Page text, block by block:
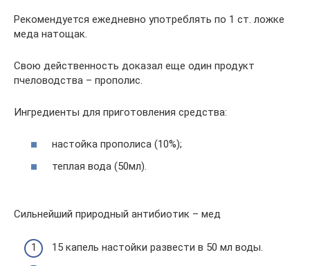
Рекомендуется ежедневно употреблять по 1 ст. ложке
меда натощак.
Свою действенность доказал еще один продукт
пчеловодства – прополис.
Ингредиенты для приготовления средства:
настойка прополиса (10%);
теплая вода (50мл).
Сильнейший природный антибиотик – мед
15 капель настойки развести в 50 мл воды.